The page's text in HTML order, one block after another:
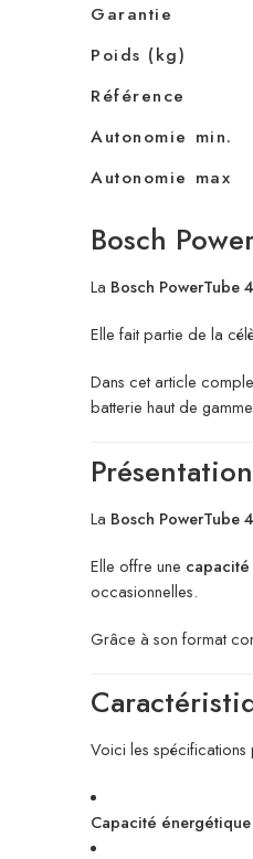
Garantie
Poids (kg)
Référence
Autonomie min.
Autonomie max
Bosch
La Bosch PowerTube
Elle fait partie de la
Dans cet article
batterie haut de
La Bosch PowerTube
Elle offre une
occasionnelles.
Grâce à son format
Voici les
Capacité